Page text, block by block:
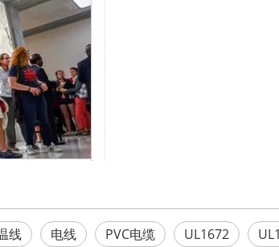
线 电线 PVC电缆 UL1672